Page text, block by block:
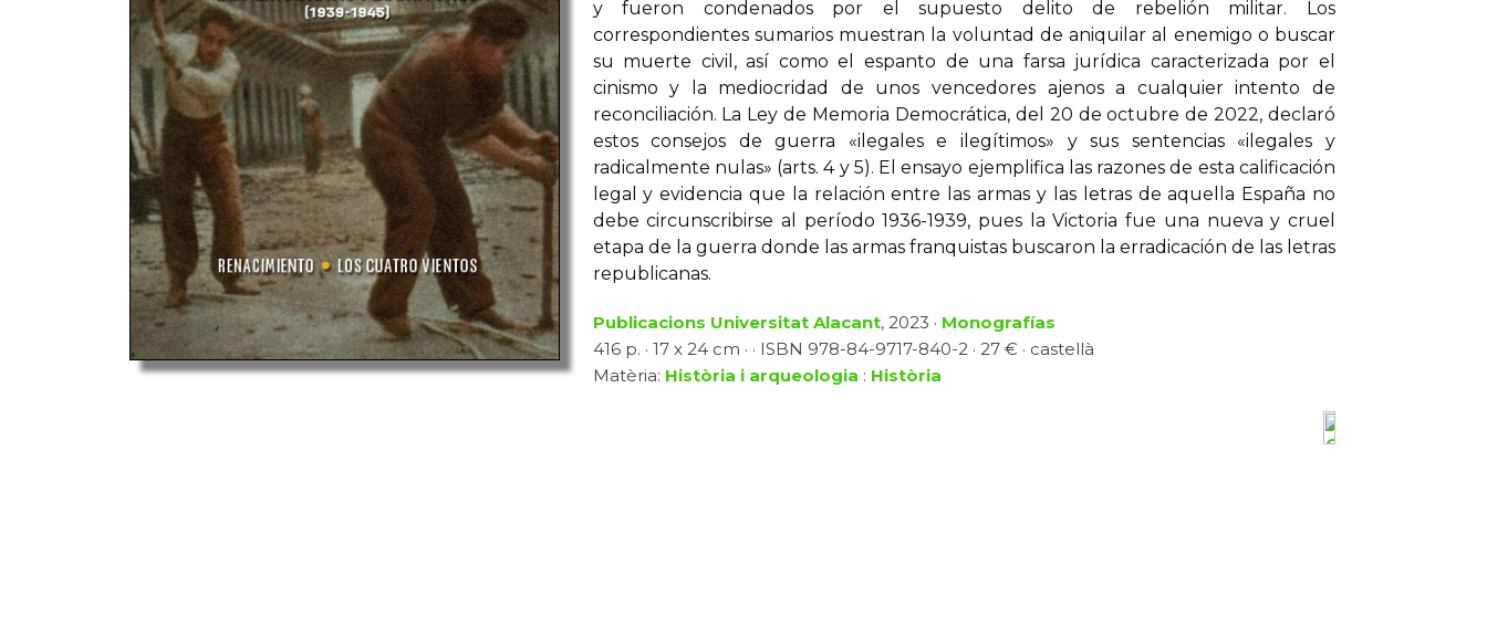
y fueron condenados por el supuesto delito de rebelión militar. Los
correspondientes sumarios muestran la voluntad de aniquilar al enemigo o buscar
su muerte civil, así como el espanto de una farsa jurídica caracterizada por el
cinismo y la mediocridad de unos vencedores ajenos a cualquier intento de
reconciliación. La Ley de Memoria Democrática, del 20 de octubre de 2022, declaró
estos consejos de guerra «ilegales e ilegítimos» y sus sentencias «ilegales y
radicalmente nulas» (arts. 4 y 5). El ensayo ejemplifica las razones de esta calificación
legal y evidencia que la relación entre las armas y las letras de aquella España no
debe circunscribirse al período 1936-1939, pues la Victoria fue una nueva y cruel
etapa de la guerra donde las armas franquistas buscaron la erradicación de las letras
republicanas.
Publicacions Universitat Alacant, 2023 · Monografías
416 p. · 17 x 24 cm · · ISBN 978-84-9717-840-2 · 27 € · castellà
Matèria: Història i arqueologia : Història